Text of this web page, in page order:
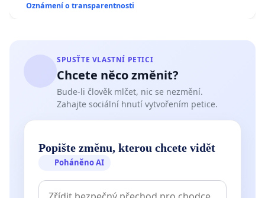
Oznámení o transparentnosti
SPUSŤTE VLASTNÍ PETICI
Chcete něco změnit?
Bude-li člověk mlčet, nic se nezmění.
Zahajte sociální hnutí vytvořením petice.
Popište změnu, kterou chcete vidět
Poháněno AI